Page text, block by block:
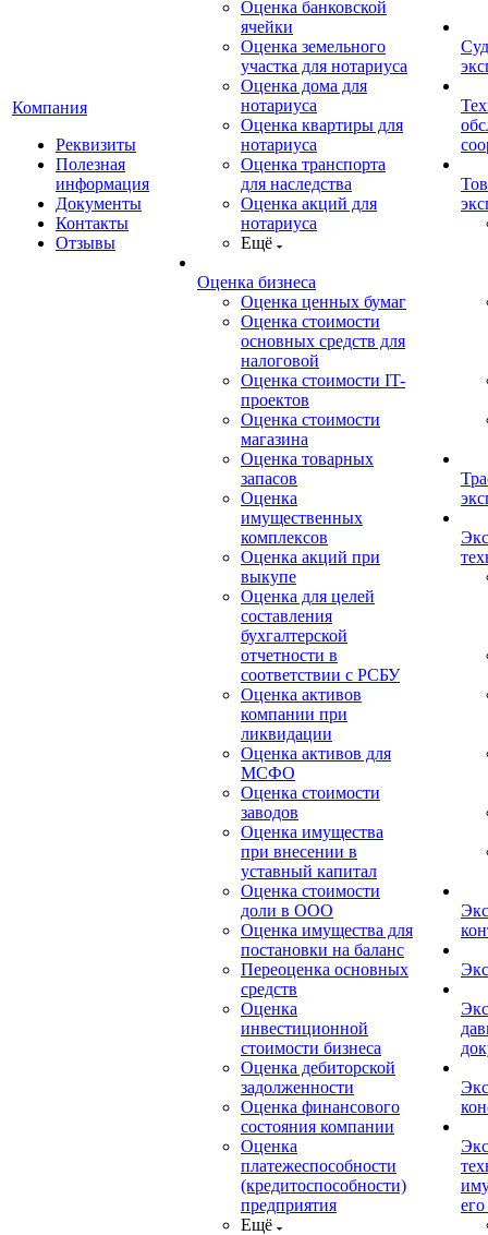
Компания
Реквизиты
Полезная
информация
Документы
Контакты
Отзывы
Оценка банковской
ячейки
Оценка земельного
участка для нотариуса
Оценка дома для
нотариуса
Оценка квартиры для
нотариуса
Оценка транспорта
для наследства
Оценка акций для
нотариуса
Ещё
Оценка бизнеса
Оценка ценных бумаг
Оценка стоимости
основных средств для
налоговой
Оценка стоимости IT-
проектов
Оценка стоимости
магазина
Оценка товарных
запасов
Оценка
имущественных
комплексов
Оценка акций при
выкупе
Оценка для целей
составления
бухгалтерской
отчетности в
соответствии с РСБУ
Оценка активов
компании при
ликвидации
Оценка активов для
МСФО
Оценка стоимости
заводов
Оценка имущества
при внесении в
уставный капитал
Оценка стоимости
доли в ООО
Оценка имущества для
постановки на баланс
Переоценка основных
средств
Оценка
инвестиционной
стоимости бизнеса
Оценка дебиторской
задолженности
Оценка финансового
состояния компании
Оценка
платежеспособности
(кредитоспособности)
предприятия
Ещё